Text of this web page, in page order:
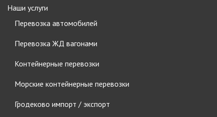
Наши услуги
Перевозка автомобилей
Перевозка ЖД вагонами
Контейнерные перевозки
Морские контейнерные перевозки
Гродеково импорт / экспорт